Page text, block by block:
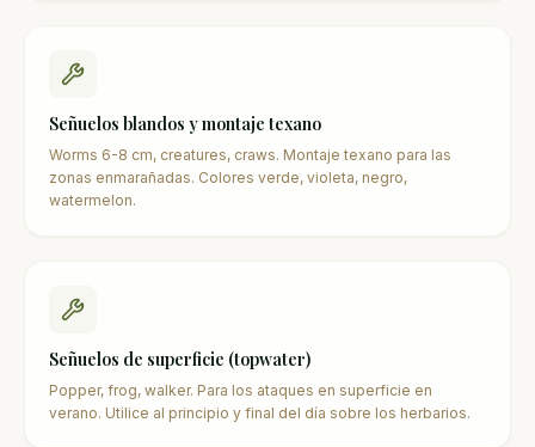
Señuelos blandos y montaje texano
Worms 6-8 cm, creatures, craws. Montaje texano para las
zonas enmarañadas. Colores verde, violeta, negro,
watermelon.
Señuelos de superficie (topwater)
Popper, frog, walker. Para los ataques en superficie en
verano. Utilice al principio y final del día sobre los herbarios.